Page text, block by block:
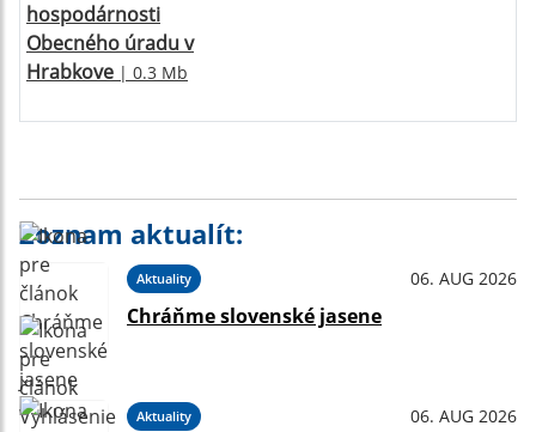
hospodárnosti
Obecného úradu v
Hrabkove | 0.3 Mb
Zoznam aktualít:
Aktuality 06. AUG 2026
Chráňme slovenské jasene
Aktuality 06. AUG 2026